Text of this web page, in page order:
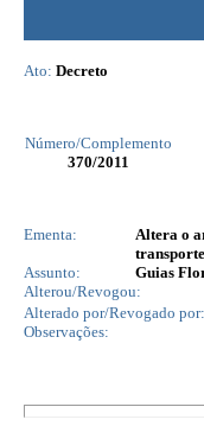
Ato: Decreto
Número/Complemento
370/2011
Ementa:
Altera o
Assunto:
Guias
Alterou/Revogou:
Alterado por/Revogado por:
Observações: